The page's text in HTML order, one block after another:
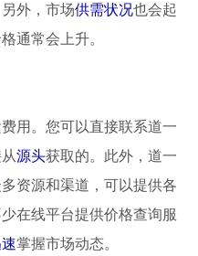
外，市场供需状况也会起
通常会上升。
用。您可以直接联系道一
源头获取的。此外，道一
资源和渠道，可以提供各
在线平台提供价格查询服
掌握市场动态。